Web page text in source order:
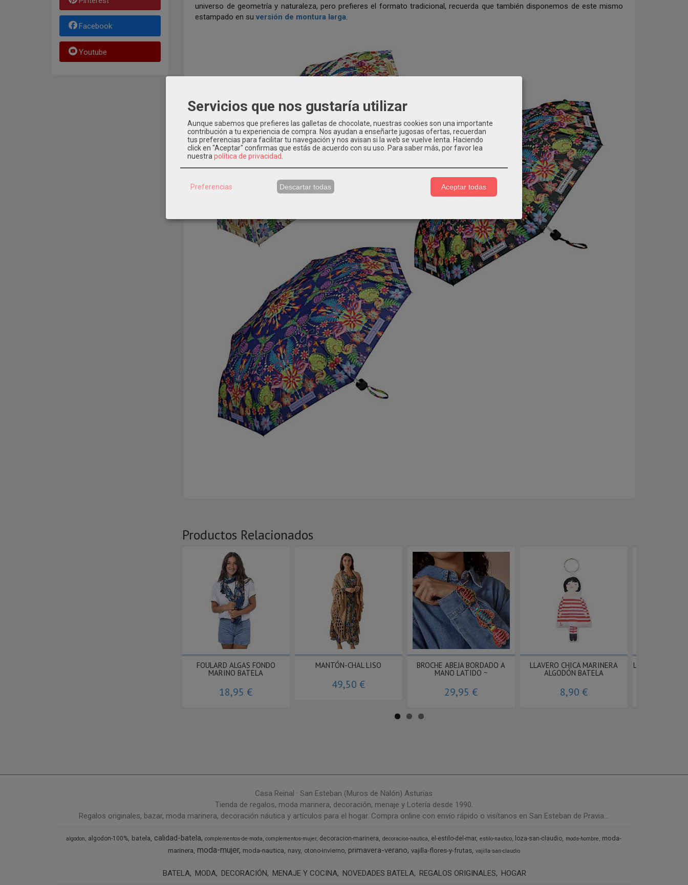
Facebook
Youtube
universo de geometría y naturaleza, pero prefieres el formato tradicional, recuerda que también disponemos de este mismo
estampado en suversión de montura larga
Productos Relacionados
FOULARD ALGAS FONDO
MARINO BATELA
18,95 €
MANTÓN-CHAL LISO
49,50 €
BROCHE ABEJA BORDADO A
MANO LATIDO ~
29,95 €
LLAVERO CHICA MARINERA
ALGODÓN BATELA
8,90 €
LLAVERO PEZ
Casa Reinal · San Esteban (Muros de Nalón) Asturias
Tienda de regalos, moda marinera, decoración, menaje y Lotería desde 1990.
Regalos originales, bazar, moda marinera, decoración náutica y artículos para el hogar. Compra online con envío rápido o visítanos en San Esteban de Pravia...
algodon algodon-100% batela calidad-batela complementos-de-moda complementos-mujer decoracion-marinera decoracion-nautica el-estilo-del-mar estilo-nautico loza-san-claudio moda-hombre
moda-
marinera moda-mujer moda-nautica navy otono-invierno primavera-verano vajilla-flores-y-frutas vajilla-san-claudio
BATELA MODA DECORACIÓN MENAJE Y COCINA NOVEDADES BATELA REGALOS ORIGINALES HOGAR
Servicios que nos gustaría utilizar
Aunque sabemos que prefieres las galletas de chocolate, nuestras cookies son una importante
contribución a tu experiencia de compra. Nos ayudan a enseñarte jugosas ofertas, recuerdan
tus preferencias para facilitar tu navegación y nos avisan si la web se vuelve lenta. Haciendo
click en "Aceptar" confirmas que estás de acuerdo con su uso. Para saber más, por favor lea
nuestrapolítica de privacidad.
Preferencias Descartar todas Aceptar todas